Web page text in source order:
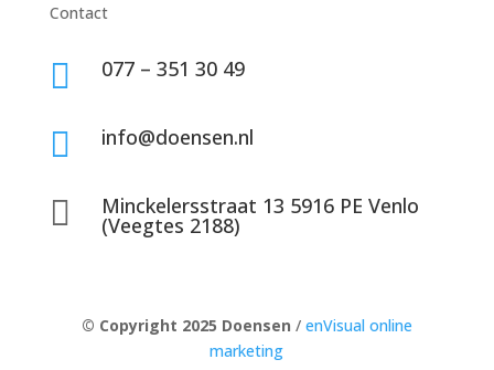
Contact
 077 – 351 30 49
 info@doensen.nl
 Minckelersstraat 13 5916 PE Venlo
(Veegtes 2188)
© Copyright 2025 Doensen / enVisual online
marketing